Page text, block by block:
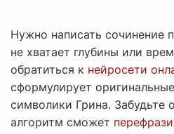
Нужно написать сочинение
не хватает глубины или
обратиться к нейросети
сформулирует
символики Грина.
алгоритм сможет